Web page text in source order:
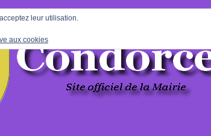
leur utilisation.
aux cookies